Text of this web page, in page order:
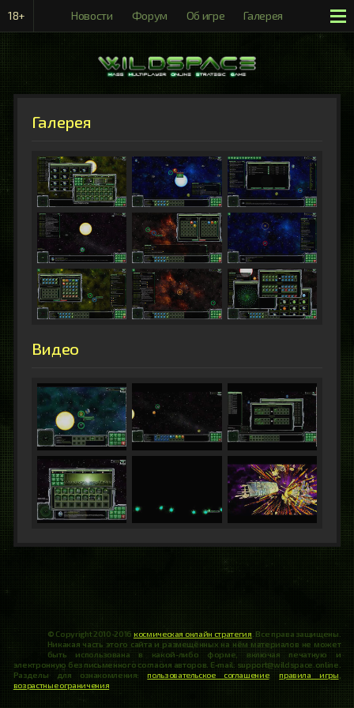
18+ Новости Форум Об игре Галерея
Галерея
Видео
© Copyright 2010-2016 космическая онлайн стратегия . Все права защищены.
Никакая часть этого сайта и размещённых на нём материалов не может
быть использована в какой-либо форме, включая печатную и
электронную без письменного согласия авторов. E-mail: support@wildspace.online.
Разделы для ознакомления:пользовательское соглашение, правила игры
возрастные ограничения